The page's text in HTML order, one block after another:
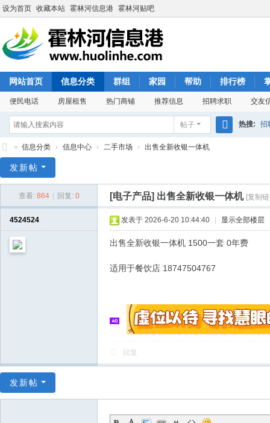
设为首页 收藏本站 霍林河信息港 霍林河贴吧
网站首页 信息分类 群组 家园 帮助 排行榜
便民电话 房屋租售 热门商铺 推荐信息 招聘求职 交友
帖子 热搜: 招
林
» 信息分类 › 信息中心 › 二手市场 › 出售全新收银一体机
发新帖
查看: 864 回复: 0 [电子产品] 出售全新收银一体机 [复制
4524524 发表于 2026-6-20 10:44:40 显示全部楼层
出售全新收银一体机 1500一套 0年费
适用于餐饮店 18747504767
回复
发新帖